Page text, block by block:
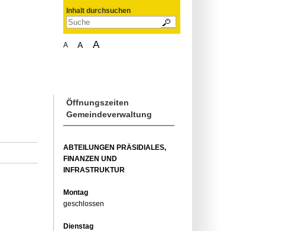
Inhalt durchsuchen
A A A
Öffnungszeiten
Gemeindeverwaltung
ABTEILUNGEN PRÄSIDIALES,
FINANZEN UND
INFRASTRUKTUR
Montag
geschlossen
Dienstag